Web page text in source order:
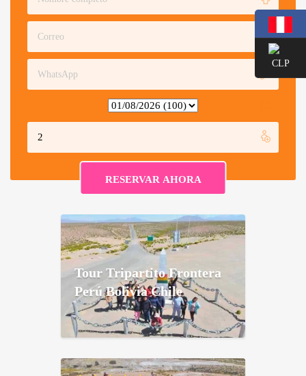
Tour Tripartito Frontera
Perú Bolivia Chile